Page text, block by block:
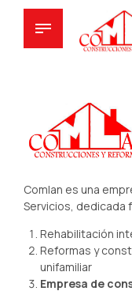
Comlan es una
Servicios, dedicada
Rehabilitación
Reformas y
unifamiliar
Empresa de